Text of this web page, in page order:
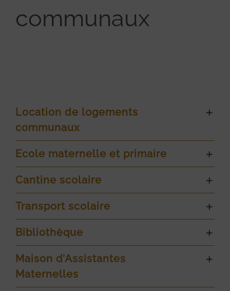
communaux
Location de logements
communaux
Ecole maternelle et primaire
Cantine scolaire
Transport scolaire
Bibliothèque
Maison d’Assistantes
Maternelles